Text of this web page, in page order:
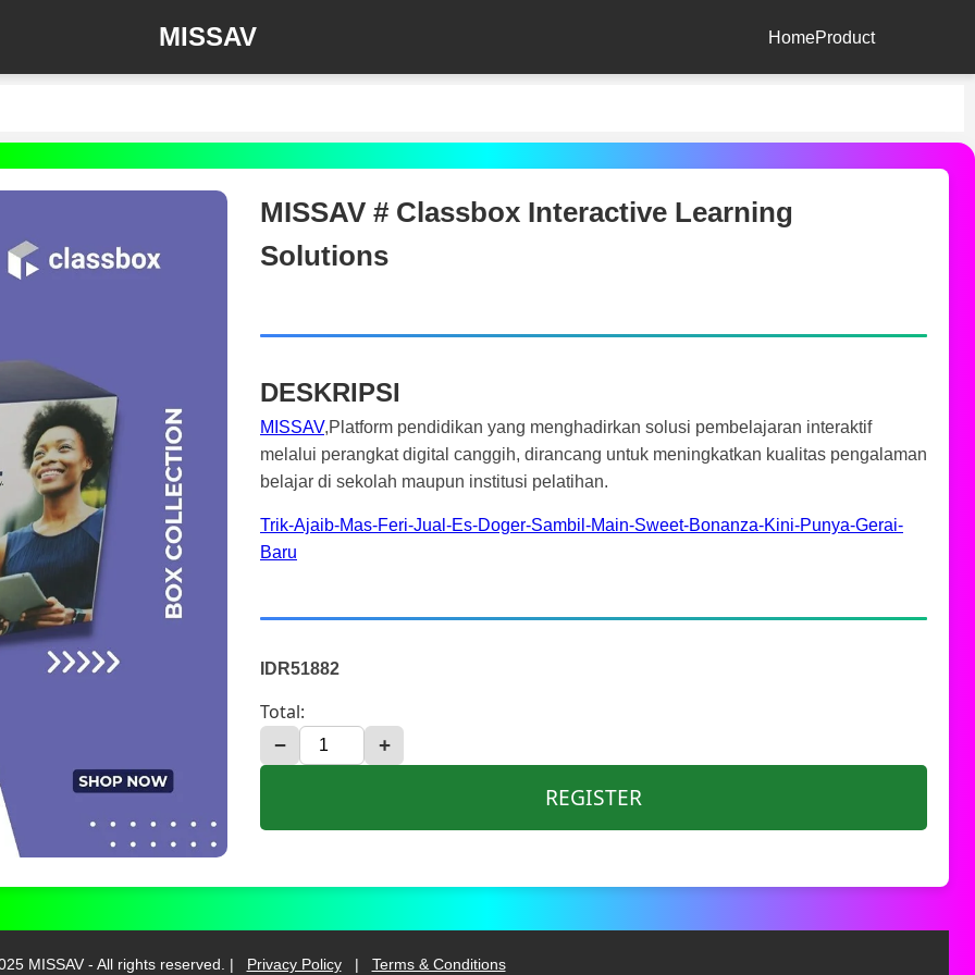
MISSAV HomeProduct
MISSAV # Classbox Interactive Learning
Solutions
DESKRIPSI
MISSAV,Platform pendidikan yang menghadirkan solusi pembelajaran interaktif
melalui perangkat digital canggih, dirancang untuk meningkatkan kualitas pengalaman
belajar di sekolah maupun institusi pelatihan.
Trik-Ajaib-Mas-Feri-Jual-Es-Doger-Sambil-Main-Sweet-Bonanza-Kini-Punya-Gerai-
Baru
IDR51882
Total:
− +
REGISTER
MISSAV - All rights reserved. | Privacy Policy | Terms & Conditions